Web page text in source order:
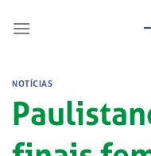
NOTÍCIAS